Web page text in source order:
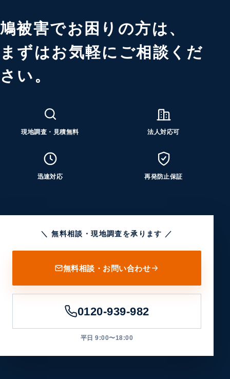
鳩被害でお困りの方は、
まずはお気軽にご相談くだ
さい。
現地調査・見積無料 法人対応可
迅速対応 再発防止保証
＼ 無料相談・現地調査を承ります ／
無料相談・お問い合わせ
0120-939-982
平日 9:00〜18:00